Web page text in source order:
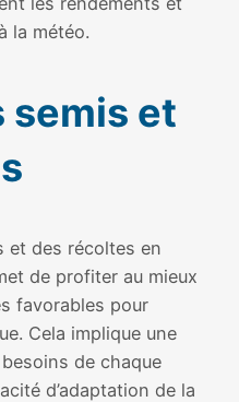
la météo.
semis et
et des récoltes en
de pro­fi­ter au mieux
favo­rables pour
Cela implique une
de chaque
d’adaptation de la